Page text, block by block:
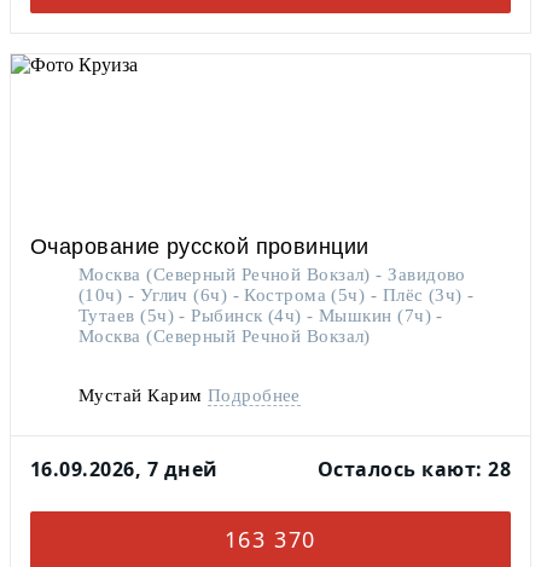
Очарование русской провинции
Москва (Северный Речной Вокзал) - Завидово
(10ч) - Углич (6ч) - Кострома (5ч) - Плёс (3ч) -
Тутаев (5ч) - Рыбинск (4ч) - Мышкин (7ч) -
Москва (Северный Речной Вокзал)
Мустай Карим Подробнее
Все каюты оборудованы ТВ
Все каюты оборудованы холодильниками
На теплоходе есть SPA-зона
Наличие лифта между палубами
Каюты теплохода предполагают наличие
приватного балкона или панорамных
окон (французский балкон)
16.09.2026, 7 дней Осталось кают: 28
163 370